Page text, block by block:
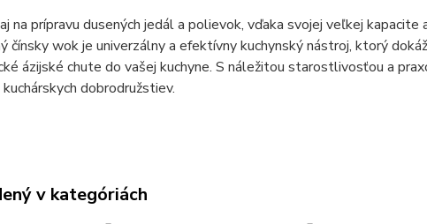
na prípravu dusených jedál a polievok, vďaka svojej veľkej kapacite
čínsky wok je univerzálny a efektívny kuchynský nástroj, ktorý
ázijské chute do vašej kuchyne. S náležitou starostlivosťou a
dobrodružstiev.
v kategóriách